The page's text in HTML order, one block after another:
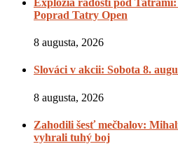
Poprad Tatry Open
8 augusta, 2026
Slováci v akcii: Sobota 8.
8 augusta, 2026
Zahodili šesť mečbalov:
vyhrali tuhý boj